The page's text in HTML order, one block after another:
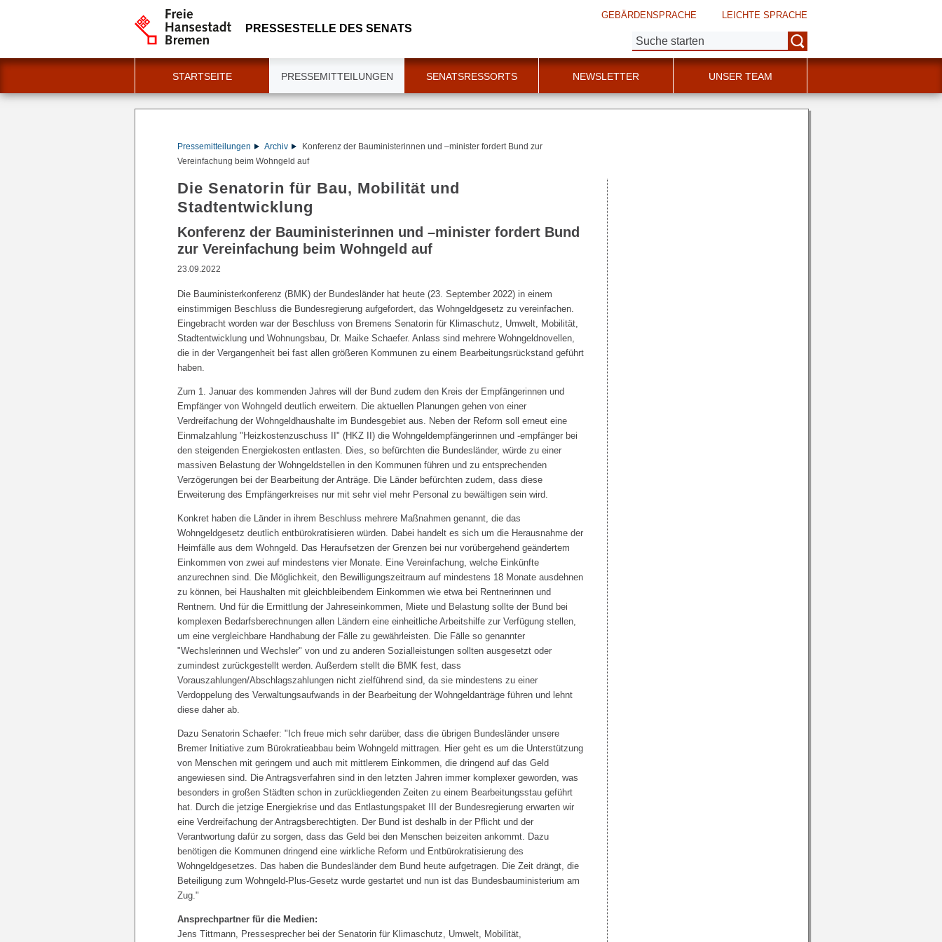
PRESSESTELLE DES SENATS
GEBÄRDENSPRACHE LEICHTE SPRACHE
Suche:
STARTSEITE PRESSEMITTEILUNGEN SENATSRESSORTS NEWSLETTER UNSER TEAM
Pressemitteilungen Archiv
Konferenz der Bauministerinnen und –minister fordert Bund zur
Vereinfachung beim Wohngeld auf
Die Senatorin für Bau, Mobilität und
Stadtentwicklung
Konferenz der Bauministerinnen und –minister fordert Bund
zur Vereinfachung beim Wohngeld auf
23.09.2022
Die Bauministerkonferenz (BMK) der Bundesländer hat heute (23. September 2022) in einem
einstimmigen Beschluss die Bundesregierung aufgefordert, das Wohngeldgesetz zu vereinfachen.
Eingebracht worden war der Beschluss von Bremens Senatorin für Klimaschutz, Umwelt, Mobilität,
Stadtentwicklung und Wohnungsbau, Dr. Maike Schaefer. Anlass sind mehrere Wohngeldnovellen,
die in der Vergangenheit bei fast allen größeren Kommunen zu einem Bearbeitungsrückstand geführt
haben.
Zum 1. Januar des kommenden Jahres will der Bund zudem den Kreis der Empfängerinnen und
Empfänger von Wohngeld deutlich erweitern. Die aktuellen Planungen gehen von einer
Verdreifachung der Wohngeldhaushalte im Bundesgebiet aus. Neben der Reform soll erneut eine
Einmalzahlung "Heizkostenzuschuss II" (HKZ II) die Wohngeldempfängerinnen und -empfänger bei
den steigenden Energiekosten entlasten. Dies, so befürchten die Bundesländer, würde zu einer
massiven Belastung der Wohngeldstellen in den Kommunen führen und zu entsprechenden
Verzögerungen bei der Bearbeitung der Anträge. Die Länder befürchten zudem, dass diese
Erweiterung des Empfängerkreises nur mit sehr viel mehr Personal zu bewältigen sein wird.
Konkret haben die Länder in ihrem Beschluss mehrere Maßnahmen genannt, die das
Wohngeldgesetz deutlich entbürokratisieren würden. Dabei handelt es sich um die Herausnahme der
Heimfälle aus dem Wohngeld. Das Heraufsetzen der Grenzen bei nur vorübergehend geändertem
Einkommen von zwei auf mindestens vier Monate. Eine Vereinfachung, welche Einkünfte
anzurechnen sind. Die Möglichkeit, den Bewilligungszeitraum auf mindestens 18 Monate ausdehnen
zu können, bei Haushalten mit gleichbleibendem Einkommen wie etwa bei Rentnerinnen und
Rentnern. Und für die Ermittlung der Jahreseinkommen, Miete und Belastung sollte der Bund bei
komplexen Bedarfsberechnungen allen Ländern eine einheitliche Arbeitshilfe zur Verfügung stellen,
um eine vergleichbare Handhabung der Fälle zu gewährleisten. Die Fälle so genannter
"Wechslerinnen und Wechsler" von und zu anderen Sozialleistungen sollten ausgesetzt oder
zumindest zurückgestellt werden. Außerdem stellt die BMK fest, dass
Vorauszahlungen/Abschlagszahlungen nicht zielführend sind, da sie mindestens zu einer
Verdoppelung des Verwaltungsaufwands in der Bearbeitung der Wohngeldanträge führen und lehnt
diese daher ab.
Dazu Senatorin Schaefer: "Ich freue mich sehr darüber, dass die übrigen Bundesländer unsere
Bremer Initiative zum Bürokratieabbau beim Wohngeld mittragen. Hier geht es um die Unterstützung
von Menschen mit geringem und auch mit mittlerem Einkommen, die dringend auf das Geld
angewiesen sind. Die Antragsverfahren sind in den letzten Jahren immer komplexer geworden, was
besonders in großen Städten schon in zurückliegenden Zeiten zu einem Bearbeitungsstau geführt
hat. Durch die jetzige Energiekrise und das Entlastungspaket III der Bundesregierung erwarten wir
eine Verdreifachung der Antragsberechtigten. Der Bund ist deshalb in der Pflicht und der
Verantwortung dafür zu sorgen, dass das Geld bei den Menschen beizeiten ankommt. Dazu
benötigen die Kommunen dringend eine wirkliche Reform und Entbürokratisierung des
Wohngeldgesetzes. Das haben die Bundesländer dem Bund heute aufgetragen. Die Zeit drängt, die
Beteiligung zum Wohngeld-Plus-Gesetz wurde gestartet und nun ist das Bundesbauministerium am
Zug."
Ansprechpartner für die Medien:
Jens Tittmann, Pressesprecher bei der Senatorin für Klimaschutz, Umwelt, Mobilität,